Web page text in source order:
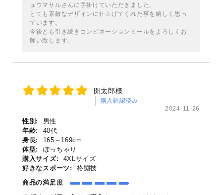
ュウマサルさんに手掛けていただきました。
とても素敵なデザインに仕上げてくれた事を嬉しく思っ
ています。
今後とも引き続きコンビネーションミールをよろしくお
願い致します。
開太郎様
購入確認済み
2024-11-26
性別:
男性
年齢:
40代
身長:
165～169cm
体型:
ぽっちゃり
購入サイズ:
4XLサイズ
好きなスポーツ:
格闘技
商品の満足度